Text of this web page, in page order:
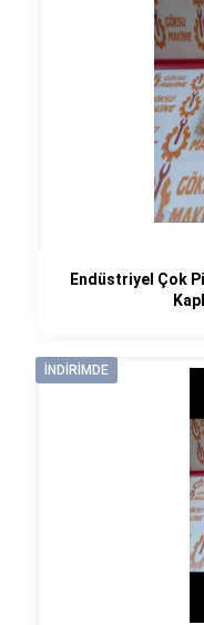
Endüstriyel Çok
İNDIRIMDE